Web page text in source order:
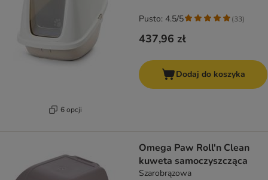
6 opcji
437,96 zł
Pusto: 4.5/5 (33)
Dodaj do koszyka
Omega Paw Roll'n Clean
kuweta samoczyszcząca
Szarobrązowa